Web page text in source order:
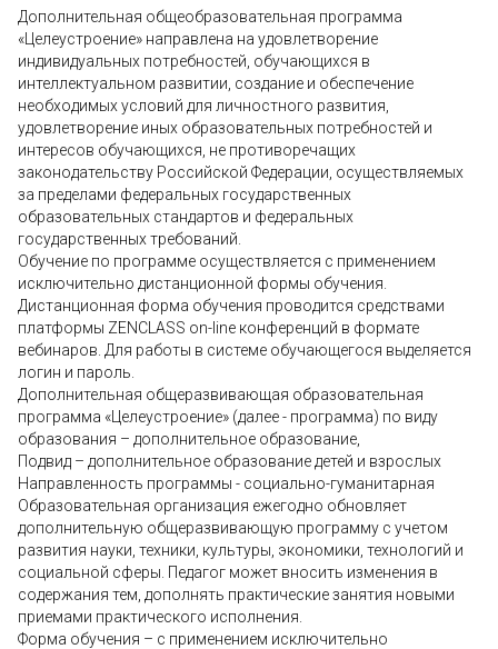
Дополнительная общеобразовательная программа
«Целеустроение» направлена на удовлетворение
индивидуальных потребностей, обучающихся в
интеллектуальном развитии, создание и обеспечение
необходимых условий для личностного развития,
удовлетворение иных образовательных потребностей и
интересов обучающихся, не противоречащих
законодательству Российской Федерации, осуществляемых
за пределами федеральных государственных
образовательных стандартов и федеральных
государственных требований.
Обучение по программе осуществляется с применением
исключительно дистанционной формы обучения.
Дистанционная форма обучения проводится средствами
платформы ZENCLASS on-line конференций в формате
вебинаров. Для работы в системе обучающегося выделяется
логин и пароль.
Дополнительная общеразвивающая образовательная
программа «Целеустроение» (далее - программа) по виду
образования – дополнительное образование,
Подвид – дополнительное образование детей и взрослых
Направленность программы - социально-гуманитарная
Образовательная организация ежегодно обновляет
дополнительную общеразвивающую программу с учетом
развития науки, техники, культуры, экономики, технологий и
социальной сферы. Педагог может вносить изменения в
содержания тем, дополнять практические занятия новыми
приемами практического исполнения.
Форма обучения – с применением исключительно